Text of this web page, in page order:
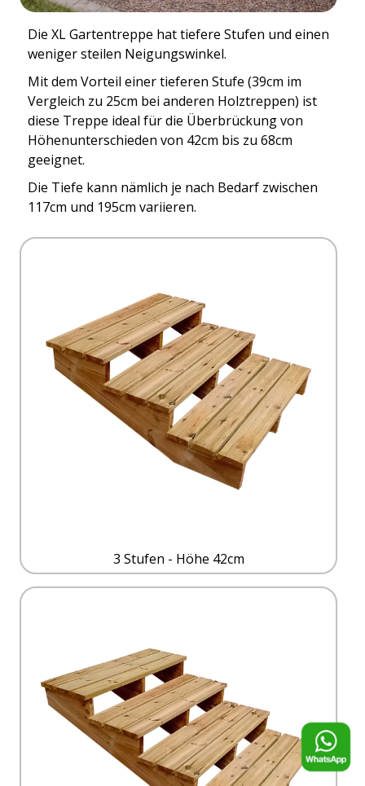
Die XL Gartentreppe hat tiefere Stufen und einen
weniger steilen Neigungswinkel.
Mit dem Vorteil einer tieferen Stufe (39cm im
Vergleich zu 25cm bei anderen Holztreppen) ist
diese Treppe ideal für die Überbrückung von
Höhenunterschieden von 42cm bis zu 68cm
geeignet.
Die Tiefe kann nämlich je nach Bedarf zwischen
117cm und 195cm variieren.
3 Stufen - Höhe 42cm